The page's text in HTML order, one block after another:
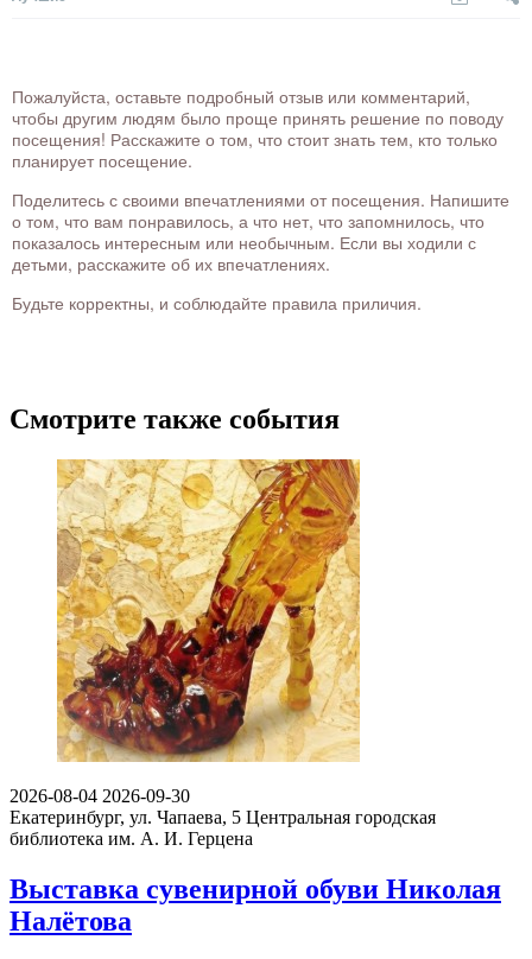
Пожалуйста, оставьте подробный отзыв или комментарий,
чтобы другим людям было проще принять решение по поводу
посещения! Расскажите о том, что стоит знать тем, кто только
планирует посещение.
Поделитесь с своими впечатлениями от посещения. Напишите
о том, что вам понравилось, а что нет, что запомнилось, что
показалось интересным или необычным. Если вы ходили с
детьми, расскажите об их впечатлениях.
Будьте корректны, и соблюдайте правила приличия.
Смотрите также события
2026-08-04 2026-09-30
Екатеринбург, ул. Чапаева, 5 Центральная городская
библиотека им. А. И. Герцена
Выставка сувенирной обуви Николая
Налётова